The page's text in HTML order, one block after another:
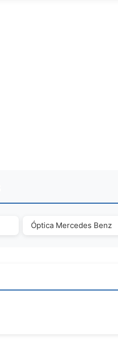
Óptica Mercedes Benz